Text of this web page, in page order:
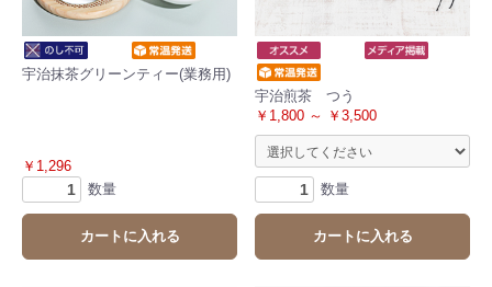
宇治抹茶グリーンティー(業務用)
￥1,296
数量
カートに入れる
宇治煎茶 つう
￥1,800 ～ ￥3,500
数量
カートに入れる